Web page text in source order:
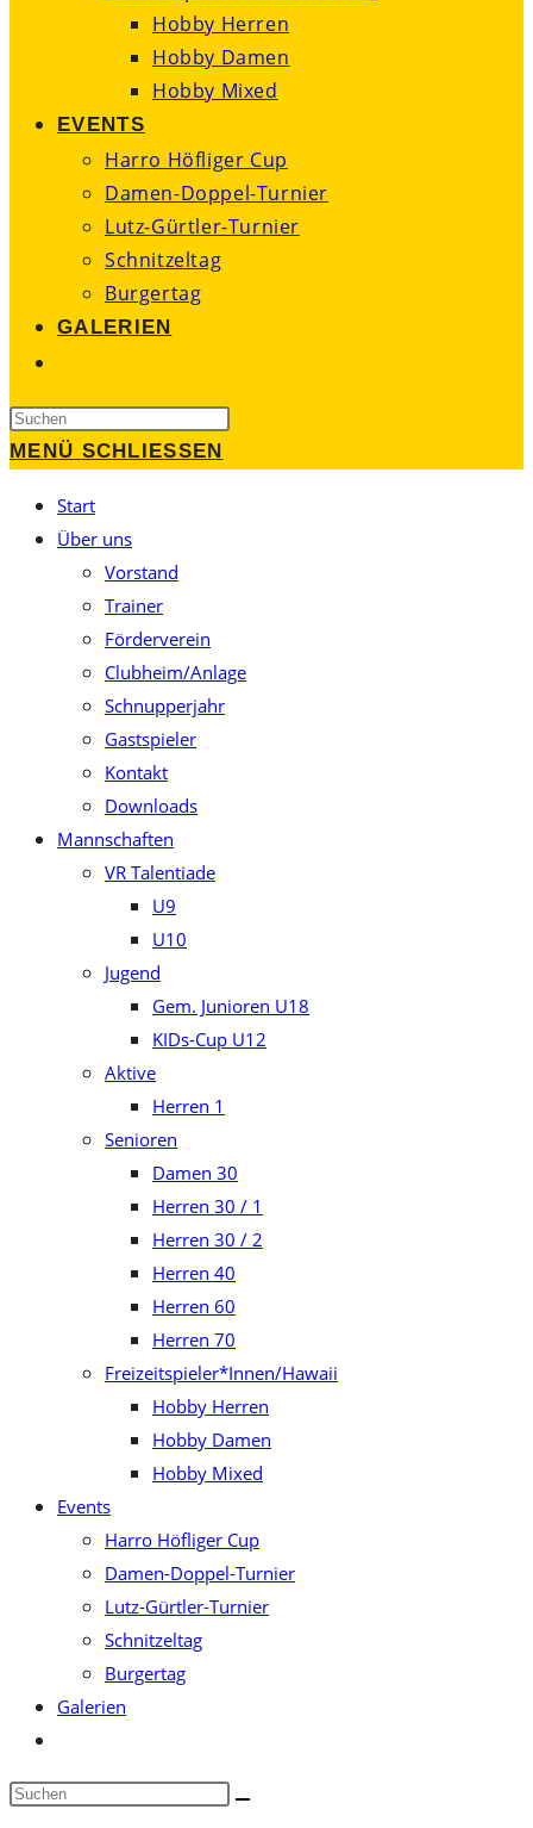
Hobby Herren
Hobby Damen
Hobby Mixed
EVENTS
Harro Höfliger Cup
Damen-Doppel-Turnier
Lutz-Gürtler-Turnier
Schnitzeltag
Burgertag
GALERIEN
UMSCHALTEN
Press
MENÜ SCHLIESSEN
Start
Über uns
Vorstand
Trainer
Förderverein
Clubheim/Anlage
Schnupperjahr
Gastspieler
Kontakt
Downloads
Mannschaften
VR Talentiade
U9
U10
Jugend
Gem. Junioren U18
KIDs-Cup U12
Aktive
Herren 1
Senioren
Damen 30
Herren 30 / 1
Herren 30 / 2
Herren 40
Herren 60
Herren 70
Freizeitspieler*Innen/Hawaii
Hobby Herren
Hobby Damen
Hobby Mixed
Events
Harro Höfliger Cup
Damen-Doppel-Turnier
Lutz-Gürtler-Turnier
Schnitzeltag
Burgertag
Galerien
umschalten
Diese